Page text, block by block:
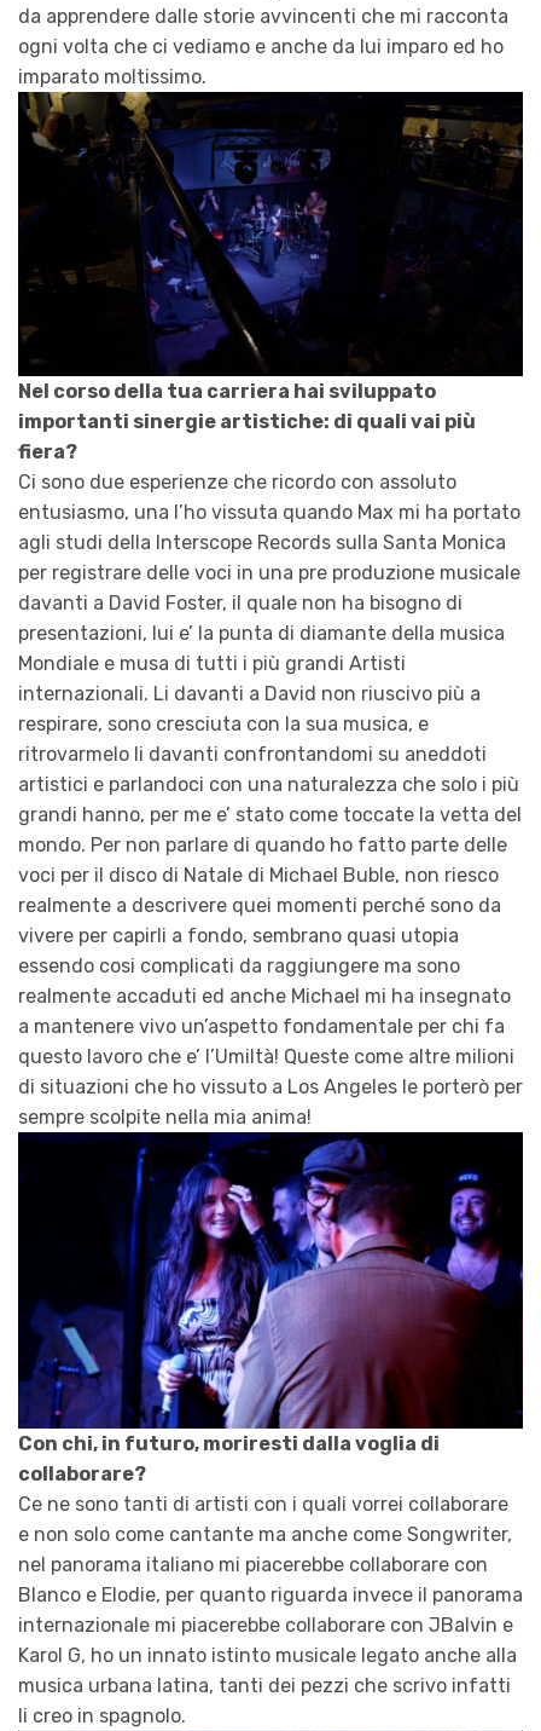
da apprendere dalle storie avvincenti che mi racconta
ogni volta che ci vediamo e anche da lui imparo ed ho
imparato moltissimo.
Nel corso della tua carriera hai sviluppato
importanti sinergie artistiche: di quali vai più
fiera?
Ci sono due esperienze che ricordo con assoluto
entusiasmo, una l’ho vissuta quando Max mi ha portato
agli studi della Interscope Records sulla Santa Monica
per registrare delle voci in una pre produzione musicale
davanti a David Foster, il quale non ha bisogno di
presentazioni, lui e’ la punta di diamante della musica
Mondiale e musa di tutti i più grandi Artisti
internazionali. Li davanti a David non riuscivo più a
respirare, sono cresciuta con la sua musica, e
ritrovarmelo li davanti confrontandomi su aneddoti
artistici e parlandoci con una naturalezza che solo i più
grandi hanno, per me e’ stato come toccate la vetta del
mondo. Per non parlare di quando ho fatto parte delle
voci per il disco di Natale di Michael Buble, non riesco
realmente a descrivere quei momenti perché sono da
vivere per capirli a fondo, sembrano quasi utopia
essendo cosi complicati da raggiungere ma sono
realmente accaduti ed anche Michael mi ha insegnato
a mantenere vivo un’aspetto fondamentale per chi fa
questo lavoro che e’ l’Umiltà! Queste come altre milioni
di situazioni che ho vissuto a Los Angeles le porterò per
sempre scolpite nella mia anima!
Con chi, in futuro, moriresti dalla voglia di
collaborare?
Ce ne sono tanti di artisti con i quali vorrei collaborare
e non solo come cantante ma anche come Songwriter,
nel panorama italiano mi piacerebbe collaborare con
Blanco e Elodie, per quanto riguarda invece il panorama
internazionale mi piacerebbe collaborare con JBalvin e
Karol G, ho un innato istinto musicale legato anche alla
musica urbana latina, tanti dei pezzi che scrivo infatti
li creo in spagnolo.